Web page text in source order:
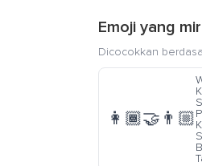
Emoji yang
Dicocokkan
👩🏾‍🤝‍👨🏼